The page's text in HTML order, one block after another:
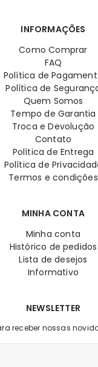
INFORMAÇÕES
Como Comprar
FAQ
Política de
Política de
Quem Somos
Tempo de Garantia
Troca e Devolução
Contato
Política de Entrega
Política de
Termos e condições
MINHA CONTA
Minha conta
Histórico de pedidos
Lista de desejos
Informativo
NEWSLETTER
receber nossas